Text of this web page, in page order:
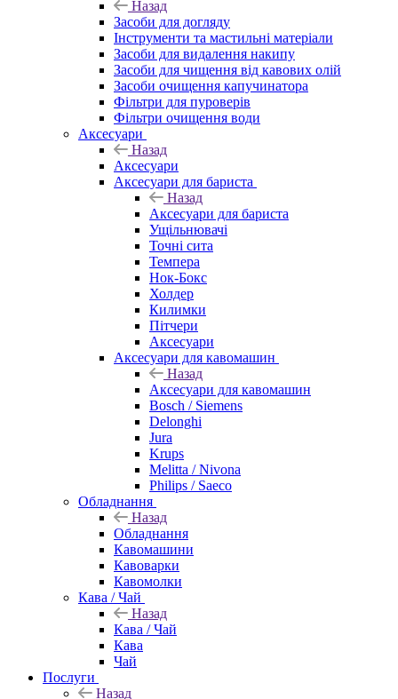
Назад
Засоби для догляду
Інструменти та мастильні матеріали
Засоби для видалення накипу
Засоби для чищення від кавових олій
Засоби очищення капучинатора
Фільтри для пуроверів
Фільтри очищення води
Аксесуари
Назад
Аксесуари
Аксесуари для бариста
Назад
Аксесуари для бариста
Ущільнювачі
Точні сита
Темпера
Нок-Бокс
Холдер
Килимки
Пітчери
Аксесуари
Аксесуари для кавомашин
Назад
Аксесуари для кавомашин
Bosch / Siemens
Delonghi
Jura
Krups
Melitta / Nivona
Philips / Saeco
Обладнання
Назад
Обладнання
Кавомашини
Кавоварки
Кавомолки
Кава / Чай
Назад
Кава / Чай
Кава
Чай
Послуги
Назад